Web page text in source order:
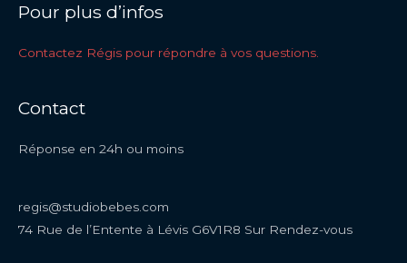
Pour plus d’infos
Contactez Régis pour répondre à vos questions.
Contact
Réponse en 24h ou moins
regis@studiobebes.com
74 Rue de l’Entente à Lévis G6V1R8 Sur Rendez-vous